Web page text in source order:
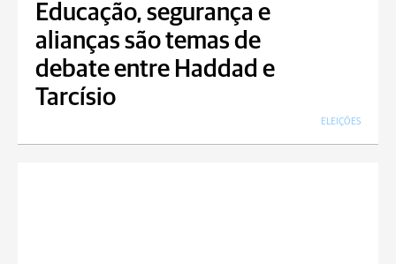
Educação, segurança e
alianças são temas de
debate entre Haddad e
Tarcísio
ELEIÇÕES